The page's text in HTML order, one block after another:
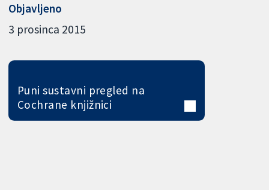
Objavljeno
3 prosinca 2015
Puni sustavni pregled na
Cochrane knjižnici